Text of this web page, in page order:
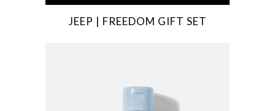
JEEP | FREEDOM GIFT SET